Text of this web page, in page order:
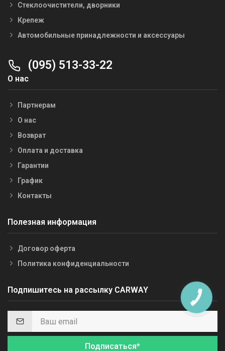
Стеклоочистители, дворники
Крепеж
Автомобильные принадлежности и аксессуары
(095) 513-33-22
О нас
Партнерам
О нас
Возврат
Оплата и доставка
Гарантии
График
Контакты
Полезная информация
Договор оферта
Политика конфиденциальности
Подпишитесь на рассылку CARWAY
Подписаться*